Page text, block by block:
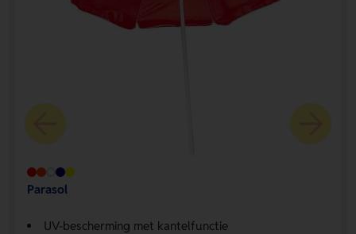
Parasol
UV-bescherming met kantelfunctie